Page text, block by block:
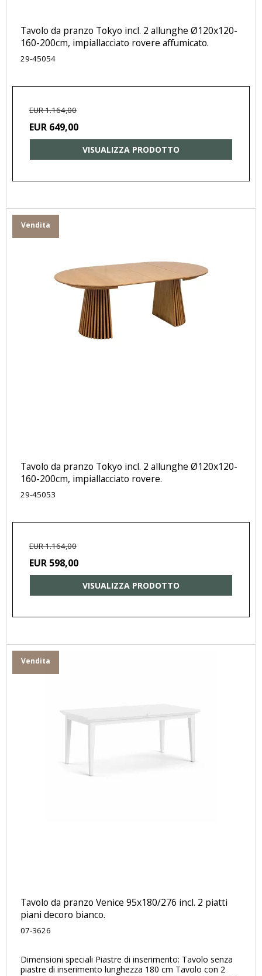
Tavolo da pranzo Tokyo incl. 2 allunghe Ø120x120-
160-200cm, impiallacciato rovere affumicato.
29-45054
EUR 1.164,00
EUR 649,00
VISUALIZZA PRODOTTO
Vendita
Tavolo da pranzo Tokyo incl. 2 allunghe Ø120x120-
160-200cm, impiallacciato rovere.
29-45053
EUR 1.164,00
EUR 598,00
VISUALIZZA PRODOTTO
Vendita
Tavolo da pranzo Venice 95x180/276 incl. 2 piatti
piani decoro bianco.
07-3626
Dimensioni speciali Piastre di inserimento: Tavolo senza
piastre di inserimento lunghezza 180 cm Tavolo con 2